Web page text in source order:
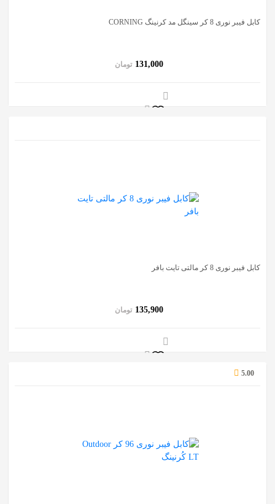
کابل فیبر نوری 8 کر سینگل مد کرنینگ CORNING
تومان 131,000
کابل فیبر نوری 8 کر مالتی تایت بافر
تومان 135,900
5.00